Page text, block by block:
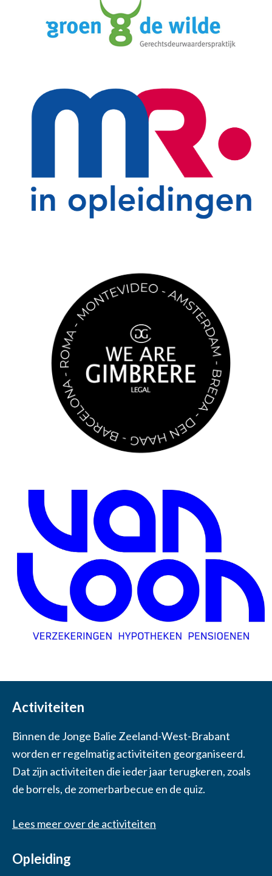
Activiteiten
Binnen de Jonge Balie Zeeland-West-Brabant
worden er regelmatig activiteiten georganiseerd.
Dat zijn activiteiten die ieder jaar terugkeren, zoals
de borrels, de zomerbarbecue en de quiz.
Lees meer over de activiteiten
Opleiding